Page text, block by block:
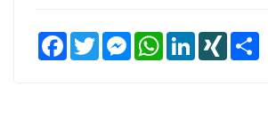
FacebookTwitter MessengerWhatsAppLinkedInXING